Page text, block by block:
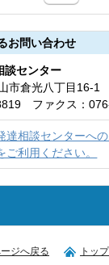
お問い合わせ
談センター
倉光八丁目16-1
ファクス：
達相談センターへ
ご利用ください。
ジへ戻る トッ